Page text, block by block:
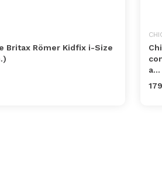
Britax Römer Kidfix i-Size
a...